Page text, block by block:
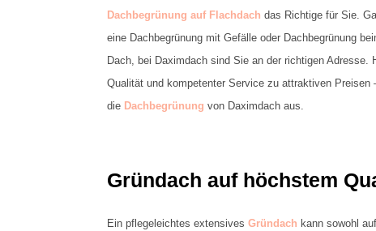
Dachbegrünung auf Flachdach das Richtige für Sie.
eine Dachbegrünung mit Gefälle oder Dachbegrünung
Dach, bei Daximdach sind Sie an der richtigen Adresse.
Qualität und kompetenter Service zu attraktiven Preisen
die Dachbegrünung von Daximdach aus.
Gründach auf höchstem
Ein pflegeleichtes extensives Gründach kann sowohl